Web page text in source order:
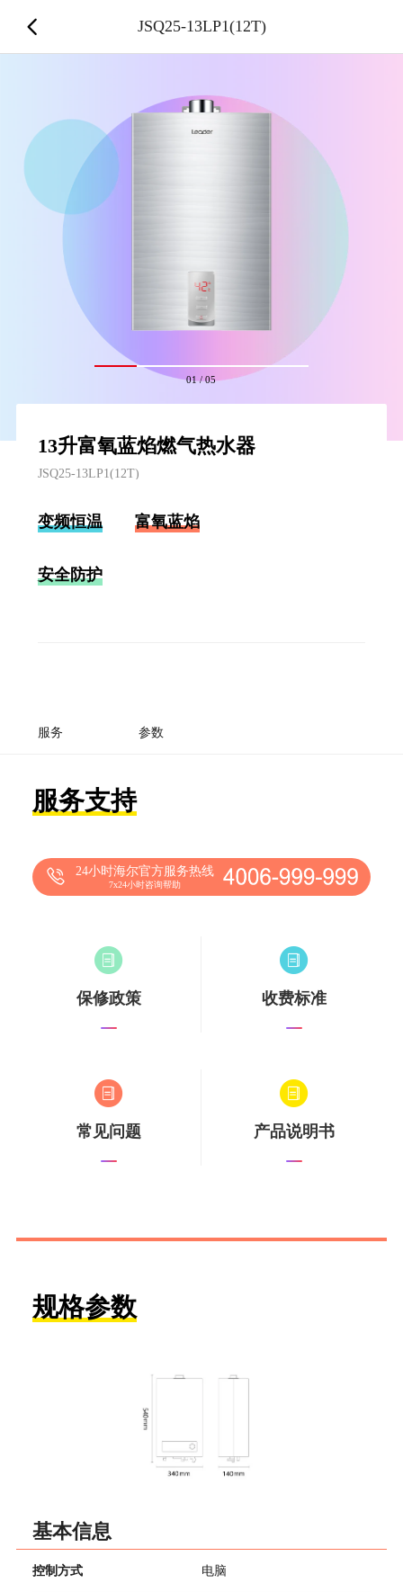
01/05
13升富氧蓝焰燃气热水器
JSQ25-13LP1(12T)
变频恒温 富氧蓝焰
安全防护
服务 参数
服务支持
24小时海尔官方服务热线
7x24小时咨询帮助
保修政策 收费标准
常见问题 产品说明书
规格参数
基本信息
控制方式 电脑
JSQ25-13LP1(12T)